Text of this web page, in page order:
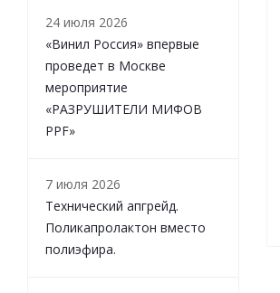
24 июля 2026
«Винил Россия» впервые
проведет в Москве
мероприятие
«РАЗРУШИТЕЛИ МИФОВ
PPF»
7 июля 2026
Технический апгрейд.
Поликапролактон вместо
полиэфира.